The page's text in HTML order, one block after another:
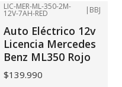
LIC-MER-ML-350-2M-
12V-7AH-RED | BBJ
Auto Eléctrico 12v
Licencia Mercedes
Benz ML350 Rojo
$139.990